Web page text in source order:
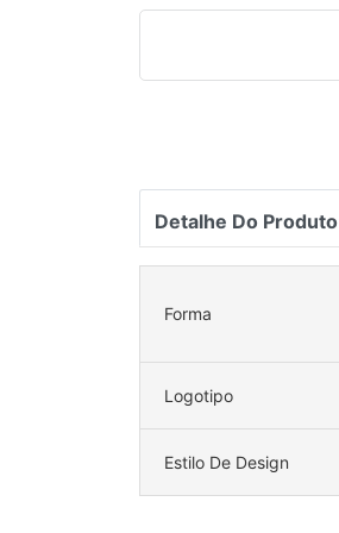
Detalhe Do Produto
Forma
Logotipo
Estilo De Design